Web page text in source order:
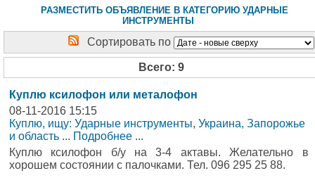
РАЗМЕСТИТЬ ОБЪЯВЛЕНИЕ В КАТЕГОРИЮ УДАРНЫЕ
ИНСТРУМЕНТЫ
Сортировать по
Всего: 9
Куплю ксилофон или металофон
08-11-2016 15:15
Куплю, ищу: Ударные инструменты, Украина, Запорожье
и область ... Подробнее ...
Куплю ксилофон б/у на 3-4 актавы. Желательно в
хорошем состоянии с палочками. Тел. 096 295 25 88.